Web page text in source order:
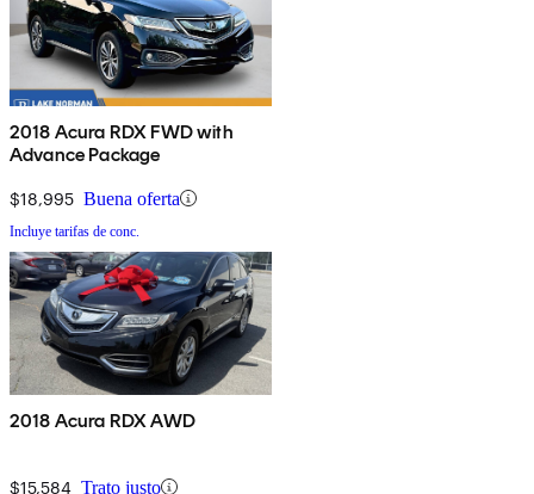
2018 Acura RDX FWD with
Advance Package
$18,995 Buena oferta
Incluye tarifas de conc.
2018 Acura RDX AWD
$15,584 Trato justo